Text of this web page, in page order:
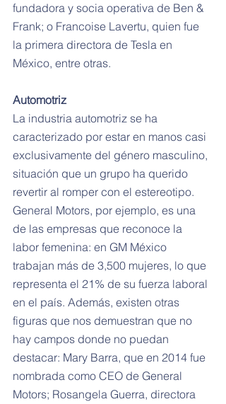
fundadora y socia operativa de Ben &
Frank; o Francoise Lavertu, quien fue
la primera directora de Tesla en
México, entre otras.
Automotriz
La industria automotriz se ha
caracterizado por estar en manos casi
exclusivamente del género masculino,
situación que un grupo ha querido
revertir al romper con el estereotipo.
General Motors, por ejemplo, es una
de las empresas que reconoce la
labor femenina: en GM México
trabajan más de 3,500 mujeres, lo que
representa el 21% de su fuerza laboral
en el país. Además, existen otras
figuras que nos demuestran que no
hay campos donde no puedan
destacar: Mary Barra, que en 2014 fue
nombrada como CEO de General
Motors; Rosangela Guerra, directora